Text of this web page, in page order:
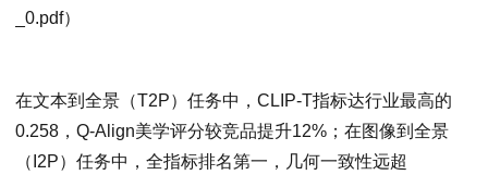
_0.pdf）
在文本到全景（T2P）任务中，CLIP-T指标达行业最高的
0.258，Q-Align美学评分较竞品提升12%；在图像到全景
（I2P）任务中，全指标排名第一，几何一致性远超